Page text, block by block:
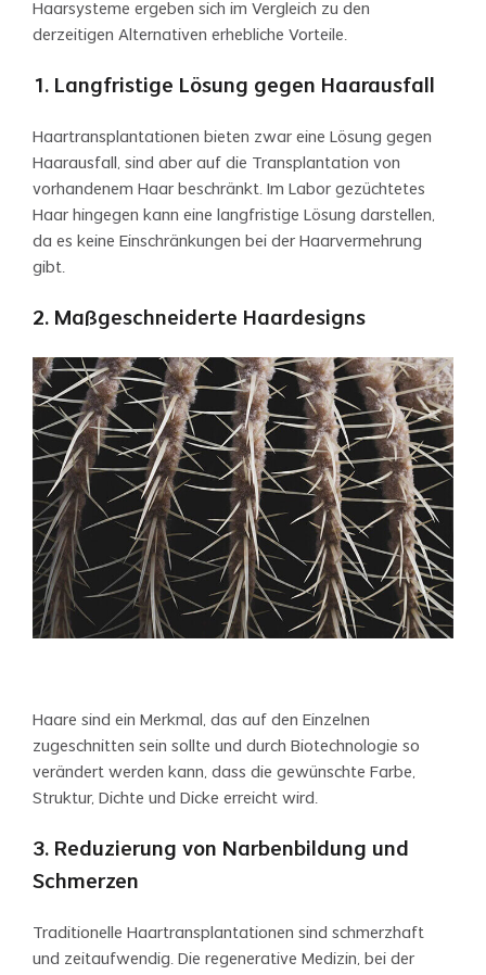
Haarsysteme ergeben sich im Vergleich zu den
derzeitigen Alternativen erhebliche Vorteile.
1. Langfristige Lösung gegen Haarausfall
Haartransplantationen bieten zwar eine Lösung gegen
Haarausfall, sind aber auf die Transplantation von
vorhandenem Haar beschränkt. Im Labor gezüchtetes
Haar hingegen kann eine langfristige Lösung darstellen,
da es keine Einschränkungen bei der Haarvermehrung
gibt.
2. Maßgeschneiderte Haardesigns
Haare sind ein Merkmal, das auf den Einzelnen
zugeschnitten sein sollte und durch Biotechnologie so
verändert werden kann, dass die gewünschte Farbe,
Struktur, Dichte und Dicke erreicht wird.
3. Reduzierung von Narbenbildung und
Schmerzen
Traditionelle Haartransplantationen sind schmerzhaft
und zeitaufwendig. Die regenerative Medizin, bei der